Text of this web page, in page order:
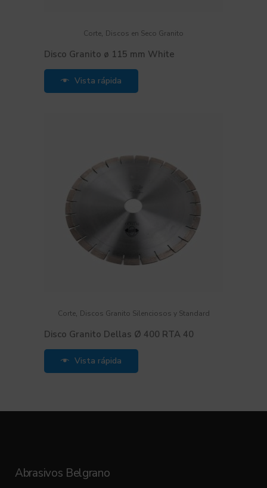
Corte, Discos en Seco Granito
Disco Granito ø 115 mm White
Vista rápida
Corte, Discos Granito Silenciosos y Standard
Disco Granito Dellas Ø 400 RTA 40
Vista rápida
Abrasivos Belgrano